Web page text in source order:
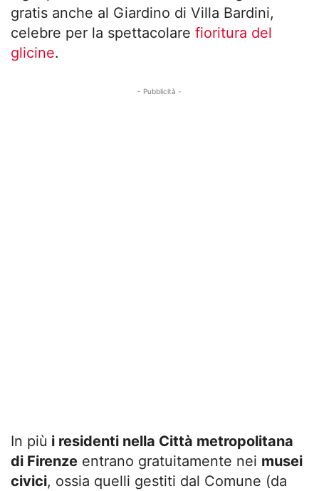
gratis anche al Giardino di Villa Bardini,
celebre per la spettacolare fioritura del
glicine.
- Pubblicità -
In più i residenti nella Città metropolitana
di Firenze entrano gratuitamente nei musei
civici, ossia quelli gestiti dal Comune (da